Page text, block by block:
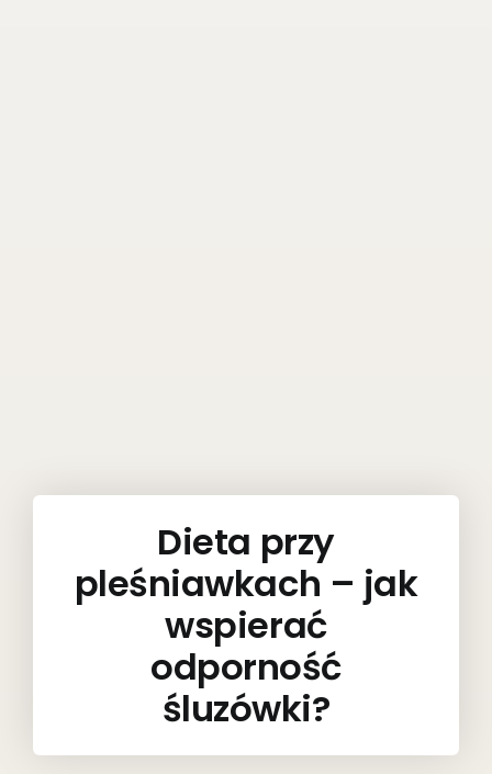
Dieta przy
pleśniawkach – jak
wspierać
odporność
śluzówki?